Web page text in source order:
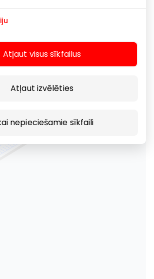
Atļaut visus sīkfailus
Atļaut izvēlēties
nepieciešamie sīkfaili